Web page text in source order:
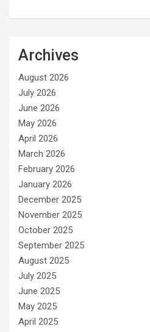
Archives
August 2026
July 2026
June 2026
May 2026
April 2026
March 2026
February 2026
January 2026
December 2025
November 2025
October 2025
September 2025
August 2025
July 2025
June 2025
May 2025
April 2025